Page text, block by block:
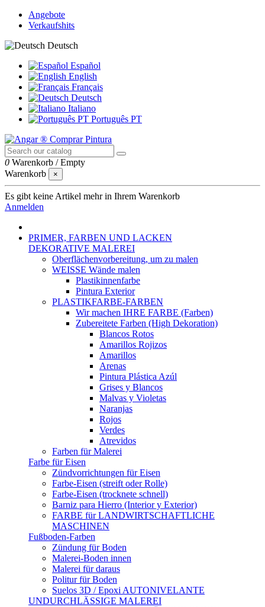
Angebote
Verkaufshits
Deutsch
Español
English
Français
Deutsch
Italiano
Português PT
0 Warenkorb /Empty
Warenkorb
×
Es gibt keine Artikel mehr in Ihrem Warenkorb
Anmelden
PRIMER, FARBEN UND LACKEN
DEKORATIVE MALEREI
Oberflächenvorbereitung, um zu malen
WEISSE Wände malen
Plastikinnenfarbe
Pintura Exterior
PLASTIKFARBE-FARBEN
Wir machen IHRE FARBE (Farben)
Zubereitete Farben (High Dekoration)
Blancos Rotos
Amarillos Rojizos
Amarillos
Arenas
Pintura Plástica Azúl
Grises y Blancos
Malvas y Violetas
Naranjas
Rojos
Verdes
Atrevidos
Farben für Malerei
Farbe für Eisen
Zündvorrichtungen für Eisen
Farbe-Eisen (streift oder Rolle)
Farbe-Eisen (trocknete schnell)
Barniz para Hierro (Interior y Exterior)
FARBE für LANDWIRTSCHAFTLICHE
MASCHINEN
Fußboden-Farben
Zündung für Boden
Malerei-Boden innen
Malerei für daraus
Politur für Boden
Suelos 3D / Epoxi AUTONIVELANTE
UNDURCHLÄSSIGE MALEREI